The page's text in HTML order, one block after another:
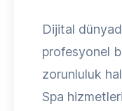
Dijital
profesyonel
zorunluluk
Spa